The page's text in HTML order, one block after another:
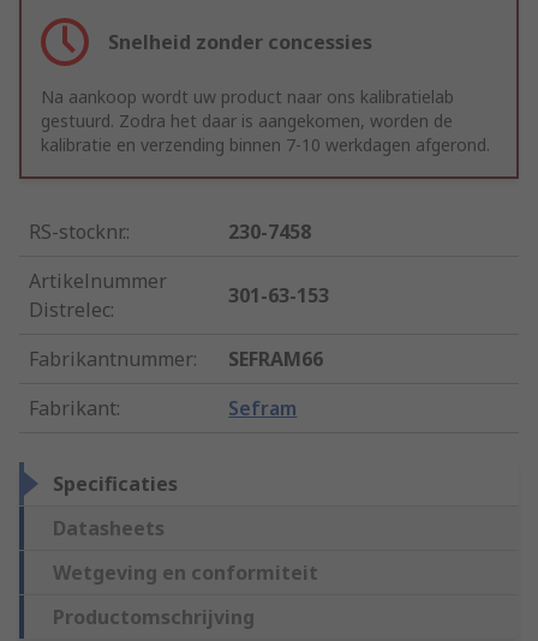
Snelheid zonder concessies
Na aankoop wordt uw product naar ons kalibratielab
gestuurd. Zodra het daar is aangekomen, worden de
kalibratie en verzending binnen 7-10 werkdagen afgerond.
RS-stocknr.:
230-7458
Artikelnummer
Distrelec:
301-63-153
Fabrikantnummer:
SEFRAM66
Fabrikant: Sefram
Specificaties
Datasheets
Wetgeving en conformiteit
Productomschrijving